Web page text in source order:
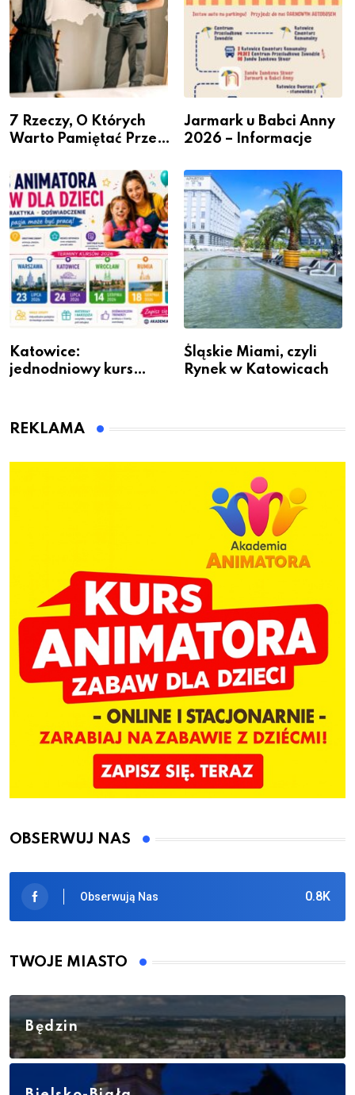
7 Rzeczy, O Których
Warto Pamiętać Przed
Jarmark u Babci Anny
2026 – Informacje
Katowice:
jednodniowy kurs
dzieci
Śląskie Miami, czyli
Rynek w Katowicach
REKLAMA
OBSERWUJ NAS
0.8K
Obserwują Nas
TWOJE MIASTO
Będzin